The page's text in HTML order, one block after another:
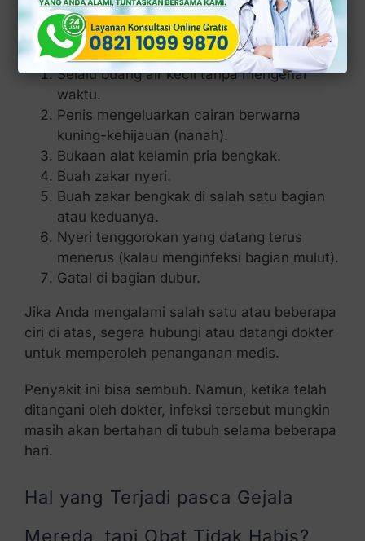
Berikut adalah ciri-ciri gonore yang bisa dialami
oleh para pria.
Selalu buang air kecil tanpa mengenal
waktu.
Penis mengeluarkan cairan berwarna
kuning-kehijauan (nanah).
Bukaan alat kelamin pria bengkak.
Buah zakar nyeri.
Buah zakar bengkak di salah satu bagian
atau keduanya.
Nyeri tenggorokan yang datang terus
menerus (kalau menginfeksi bagian mulut).
Gatal di bagian dubur.
Jika Anda mengalami salah satu atau beberapa
ciri di atas, segera hubungi atau datangi dokter
untuk memperoleh penanganan medis.
Penyakit ini bisa sembuh. Namun, ketika telah
ditangani oleh dokter, infeksi tersebut mungkin
masih akan bertahan di tubuh selama beberapa
hari.
Hal yang Terjadi pasca Gejala
Mereda, tapi Obat Tidak Habis?